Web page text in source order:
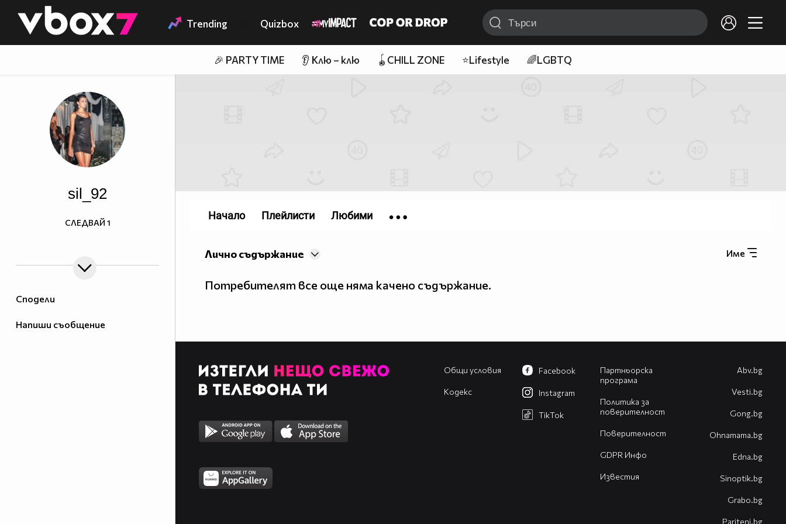
👾 Trending Quizbox
🎉 PARTY TIME 👂 Клю – клю 🪀CHILL ZONE ⭐Lifestyle 🌈LGBTQ
Сподели
Напиши съобщение
sil_92
СЛЕДВАЙ 1
Име
Лично съдържание
Потребителят все още няма качено съдържание.
Начало Плейлисти Любими
Общи условия
Кодекс
Партньорска
програма
Политика за
поверителност
Поверителност
GDPR Инфо
Известия
Facebook
Instagram
TikTok
Abv.bg
Vesti.bg
Gong.bg
Оhnamama.bg
Edna.bg
Sinoptik.bg
Grabo.bg
Pariteni.bg